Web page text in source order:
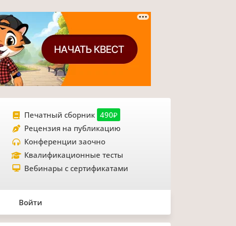
Печатный сборник 490₽
Рецензия на публикацию
Конференции заочно
Квалификационные тесты
Вебинары с сертификатами
Войти